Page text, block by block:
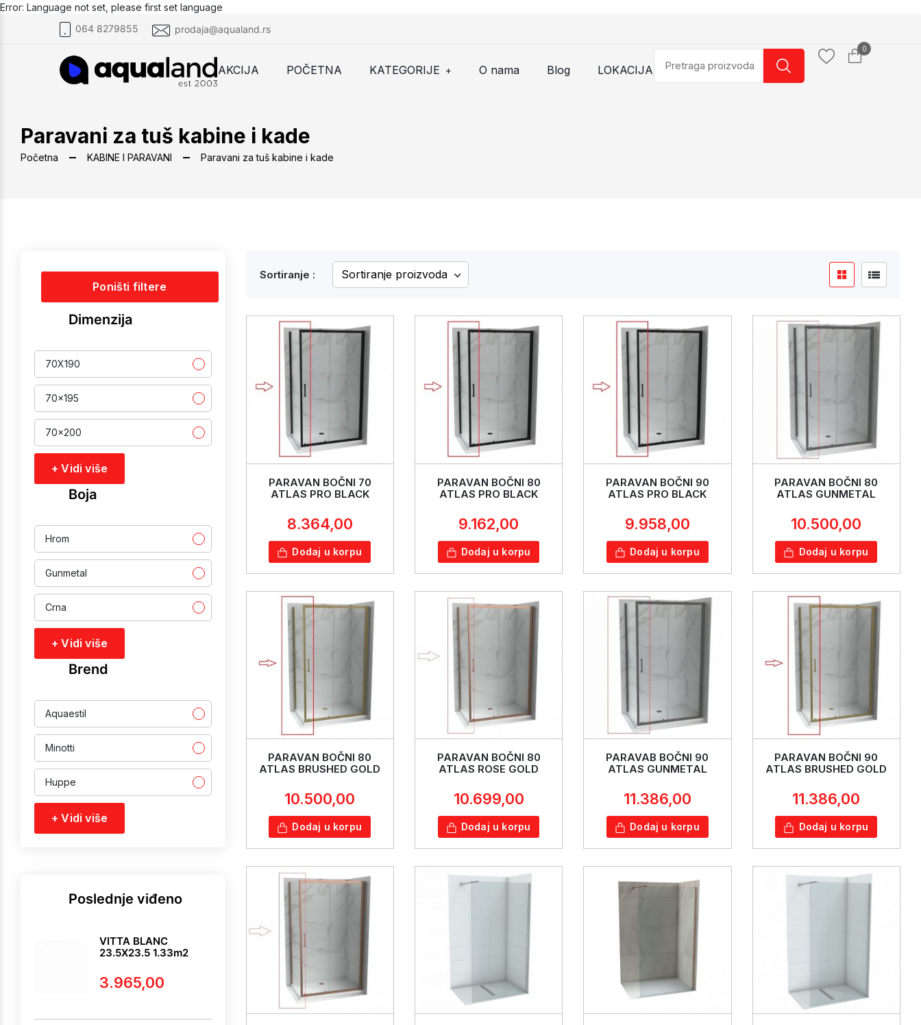
Error: Language not set, please first set language
064 8279855
prodaja@aqualand.rs
AKCIJA POČETNA KATEGORIJE + O nama Blog LOKACIJA
0
Paravani za tuš kabine i kade
Početna KABINE I PARAVANI Paravani za tuš kabine i kade
Poništi filtere
Dimenzija
70X190
70x195
70x200
+ Vidi više
Boja
Hrom
Gunmetal
Crna
+ Vidi više
Brend
Aquaestil
Minotti
Huppe
+ Vidi više
Poslednje viđeno
VITTA BLANC
23.5X23.5 1.33m2
3.965,00
Sortiranje :
PARAVAN BOČNI 70
ATLAS PRO BLACK
8.364,00
Dodaj u korpu
PARAVAN BOČNI 80
ATLAS PRO BLACK
9.162,00
Dodaj u korpu
PARAVAN BOČNI 90
ATLAS PRO BLACK
9.958,00
Dodaj u korpu
PARAVAN BOČNI 80
ATLAS GUNMETAL
10.500,00
Dodaj u korpu
PARAVAN BOČNI 80
ATLAS BRUSHED GOLD
10.500,00
Dodaj u korpu
PARAVAN BOČNI 80
ATLAS ROSE GOLD
10.699,00
Dodaj u korpu
PARAVAB BOČNI 90
ATLAS GUNMETAL
11.386,00
Dodaj u korpu
PARAVAN BOČNI 90
ATLAS BRUSHED GOLD
11.386,00
Dodaj u korpu